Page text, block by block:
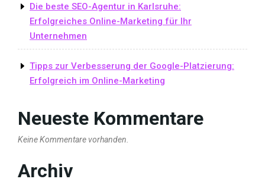
Die beste SEO-Agentur in Karlsruhe:
Erfolgreiches Online-Marketing für Ihr
Unternehmen
Tipps zur Verbesserung der Google-Platzierung:
Erfolgreich im Online-Marketing
Neueste Kommentare
Keine Kommentare vorhanden.
Archiv